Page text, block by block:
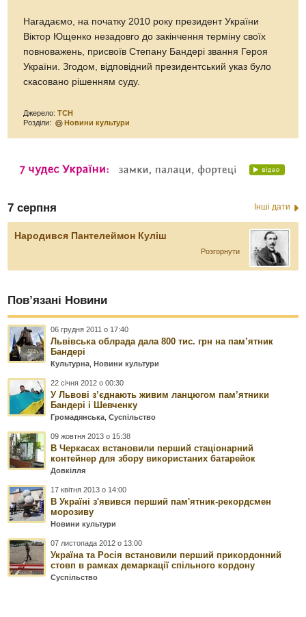
Нагадаємо, на початку 2010 року президент України
Віктор Ющенко незадовго до закінчення терміну своїх
повноважень, присвоїв Степану Бандері звання Героя
України. Згодом, відповідний президентський указ було
скасовано рішенням суду.
Джерело:ТСН
Розділи:
Новини культури
7 серпня Інші дати
Народився Пантелеймон Куліш
Розгорнути
Пов’язані Новини
06 грудня 2011 о 17:40
Львівська облрада дала 800 тис. грн на пам’ятник
Бандері
Культурна ,Новини культури
22 січня 2012 о 00:30
У Львові з’єднають живим ланцюгом пам’ятники
Бандері і Шевченку
Громадянська ,Суспільство
09 жовтня 2013 о 15:38
В Черкасах встановили перший стаціонарний
контейнер для збору використаних батарейок
Довкілля
17 квітня 2013 о 14:00
В Україні з'явився перший пам'ятник-рекордсмен
морозиву
Новини культури
07 листопада 2012 о 13:00
Україна та Росія встановили перший прикордонний
стовп в рамках демаркації спільного кордону
Суспільство